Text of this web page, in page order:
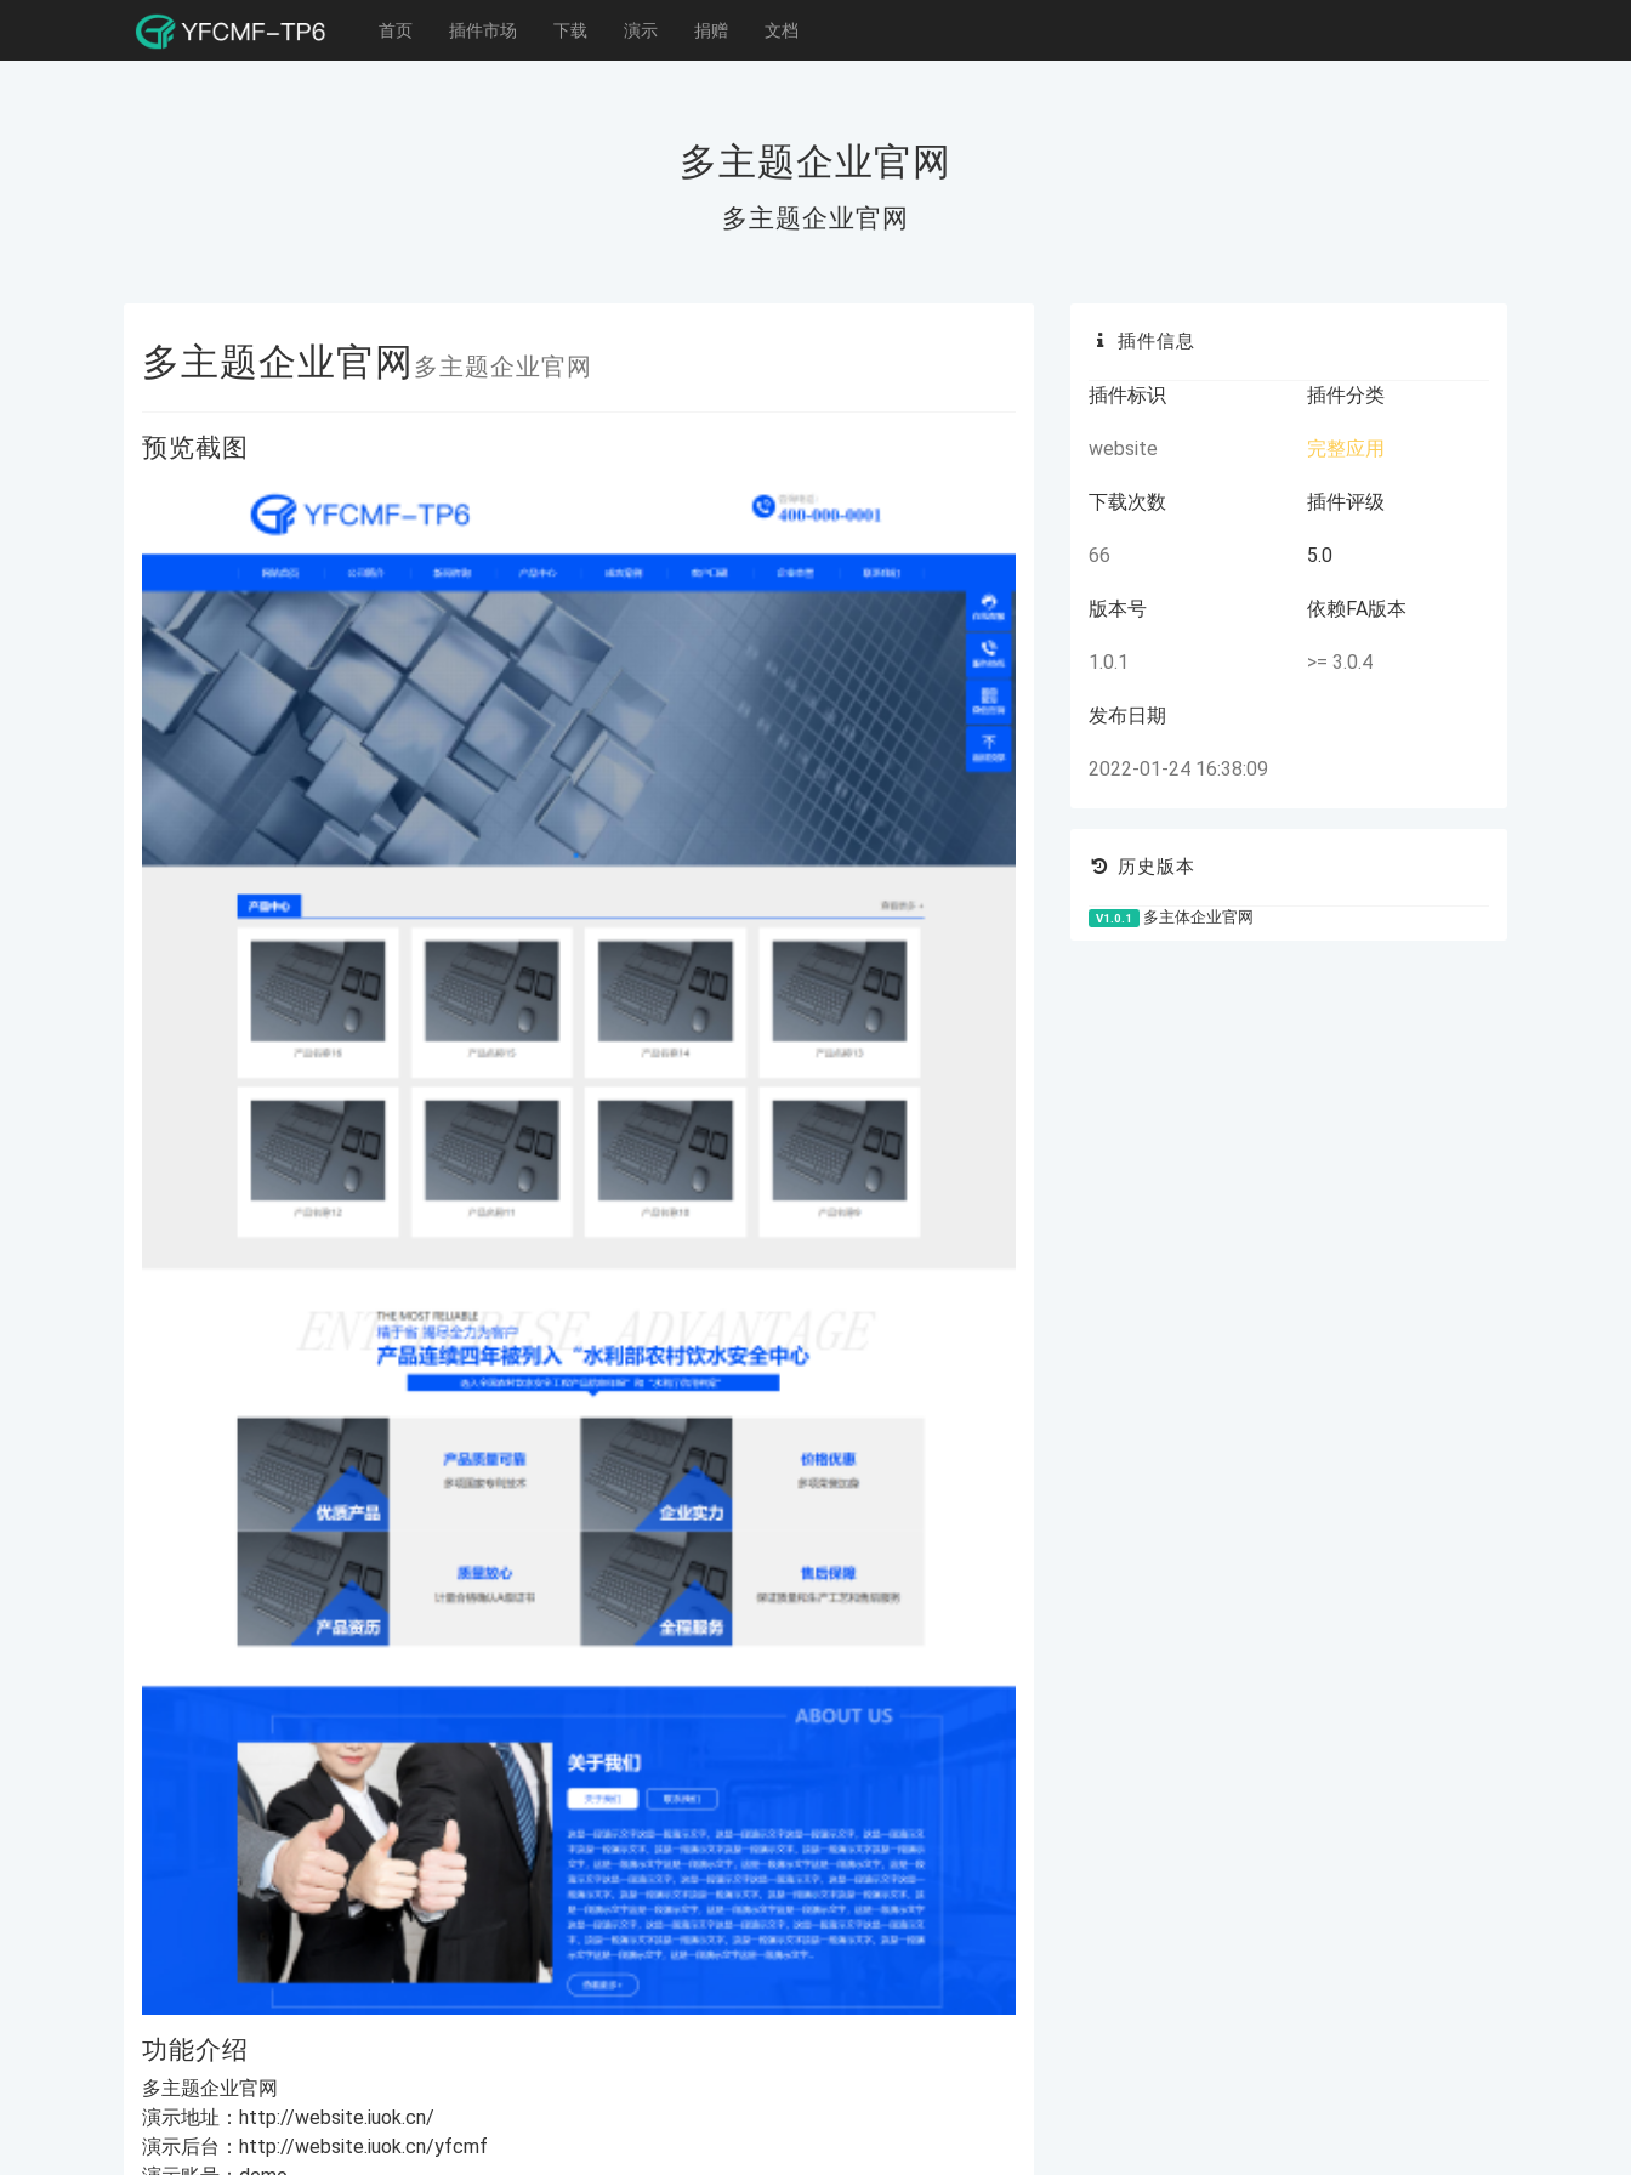
首页 插件市场 下载 演示 捐赠 文档
多主题企业官网
多主题企业官网
多主题企业官网 多主题企业官网
预览截图
功能介绍
多主题企业官网
演示地址：http://website.iuok.cn/
演示后台：http://website.iuok.cn/yfcmf
插件信息
插件标识
website
插件分类
完整应用
下载次数
66
插件评级
5.0
版本号
1.0.1
依赖FA版本
>= 3.0.4
发布日期
2022-01-24 16:38:09
历史版本
V1.0.1 多主体企业官网